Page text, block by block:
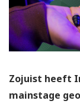
Zojuist heeft
mainstage